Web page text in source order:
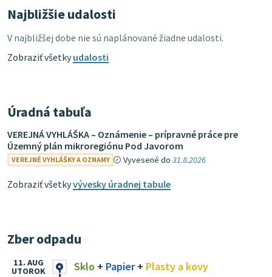
Najbližšie udalosti
V najbližšej dobe nie sú naplánované žiadne udalosti.
Zobraziť všetkyudalosti
Úradná tabuľa
VEREJNÁ VYHLÁŠKA – Oznámenie – prípravné práce pre
Územný plán mikroregiónu Pod Javorom
VEREJNÉ VYHLÁŠKY A OZNAMY Vyvesené do31.8.2026
Zobraziť všetkyvývesky úradnej tabule
Zber odpadu
Sklo + Papier+ Plasty a kovy
11. AUG
UTOROK